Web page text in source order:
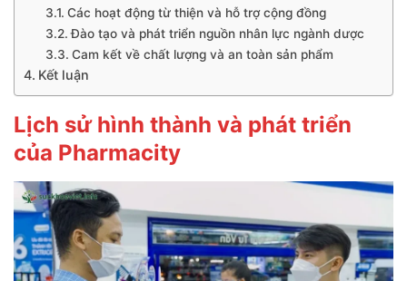
Các hoạt động từ thiện và hỗ trợ cộng đồng
Đào tạo và phát triển nguồn nhân lực ngành dược
Cam kết về chất lượng và an toàn sản phẩm
Kết luận
Lịch sử hình thành và phát triển
của Pharmacity